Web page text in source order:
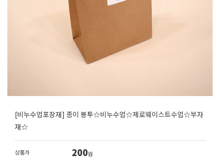
[비누수업포장재] 종이 봉투☆비누수업☆제로웨이스트수업☆부자
재☆
상품가 200원